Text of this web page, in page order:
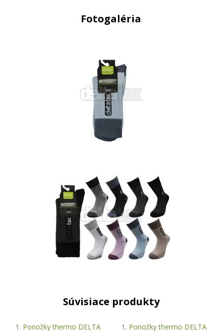
Fotogaléria
Súvisiace produkty
1. Ponožky thermo DELTA
1. Ponožky thermo DELTA